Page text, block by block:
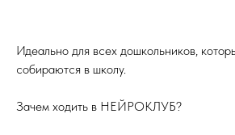
Идеально для всех дошкольников,
собираются в школу.
Зачем ходить в НЕЙРОКЛУБ?